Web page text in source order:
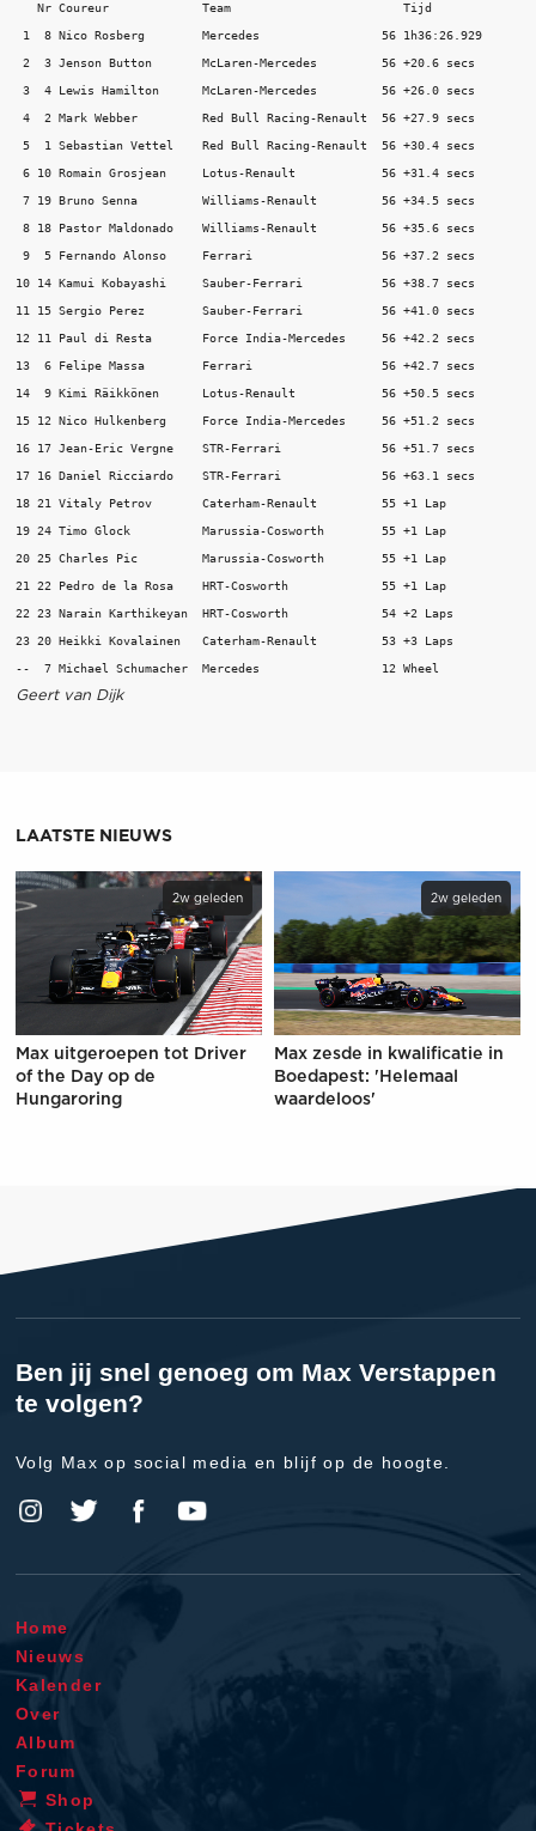
   Nr Coureur             Team                        Tijd
1  8 Nico Rosberg        Mercedes                 56 1h36:26.929
2  3 Jenson Button       McLaren-Mercedes         56 +20.6 secs
3  4 Lewis Hamilton      McLaren-Mercedes         56 +26.0 secs
4  2 Mark Webber         Red Bull Racing-Renault  56 +27.9 secs
5  1 Sebastian Vettel    Red Bull Racing-Renault  56 +30.4 secs
6 10 Romain Grosjean     Lotus-Renault            56 +31.4 secs
7 19 Bruno Senna         Williams-Renault         56 +34.5 secs
8 18 Pastor Maldonado    Williams-Renault         56 +35.6 secs
9  5 Fernando Alonso     Ferrari                  56 +37.2 secs
10 14 Kamui Kobayashi     Sauber-Ferrari           56 +38.7 secs
11 15 Sergio Perez        Sauber-Ferrari           56 +41.0 secs
12 11 Paul di Resta       Force India-Mercedes     56 +42.2 secs
13  6 Felipe Massa        Ferrari                  56 +42.7 secs
14  9 Kimi Räikkönen      Lotus-Renault            56 +50.5 secs
15 12 Nico Hulkenberg     Force India-Mercedes     56 +51.2 secs
16 17 Jean-Eric Vergne    STR-Ferrari              56 +51.7 secs
17 16 Daniel Ricciardo    STR-Ferrari              56 +63.1 secs
18 21 Vitaly Petrov       Caterham-Renault         55 +1 Lap
19 24 Timo Glock          Marussia-Cosworth        55 +1 Lap
20 25 Charles Pic         Marussia-Cosworth        55 +1 Lap
21 22 Pedro de la Rosa    HRT-Cosworth             55 +1 Lap
22 23 Narain Karthikeyan  HRT-Cosworth             54 +2 Laps
23 20 Heikki Kovalainen   Caterham-Renault         53 +3 Laps
Geert van Dijk
LAATSTE NIEUWS
2w geleden
Max uitgeroepen tot Driver
of the Day op de
Hungaroring
2w geleden
Max zesde in kwalificatie in
Boedapest: 'Helemaal
waardeloos'
Ben jij snel genoeg om Max Verstappen
te volgen?
Volg Max op social media en blijf op de hoogte.
Home
Nieuws
Kalender
Over
Album
Forum
Shop